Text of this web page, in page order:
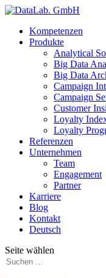
Kompetenzen
Produkte
Analytical
Big Data
Big Data
Campaign
Campaign
Customer
Loyalty
Loyalty
Referenzen
Unternehmen
Team
Engagement
Partner
Karriere
Blog
Kontakt
Deutsch
Seite wählen